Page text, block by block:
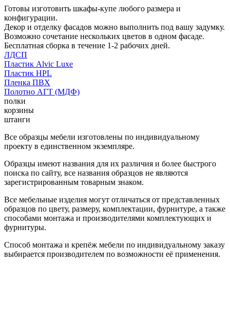
Готовы изготовить шкафы-купе любого размера и
конфигурации.
Декор и отделку фасадов можно выполнить под вашу задумку.
Возможно сочетание нескольких цветов в одном фасаде.
Бесплатная сборка в течение 1-2 рабочих дней.
ЛДСП
Пластик Alvic Luxe
Пластик HPL
Пленка ПВХ
Полотно АГТ (МДФ)
полки
корзины
штанги
Все образцы мебели изготовлены по индивидуальному
проекту в единственном экземпляре.
Образцы имеют названия для их различия и более быстрого
поиска по сайту, все названия образцов не являются
зарегистрированным товарным знаком.
Все мебельные изделия могут отличаться от представленных
образцов по цвету, размеру, комплектации, фурнитуре, а также
способами монтажа и производителями комплектующих и
фурнитуры.
Способ монтажа и крепёж мебели по индивидуальному заказу
выбирается производителем по возможности её применения.